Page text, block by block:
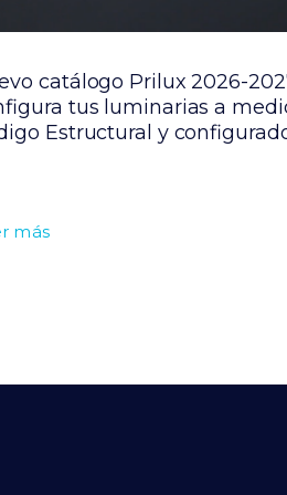
catálogo Prilux 2026-
tus luminarias a
Estructural y
más